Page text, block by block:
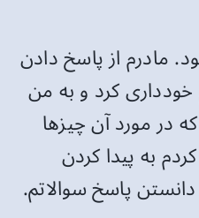
مادرم از پاسخ دادن
کرد و به من
در مورد آن چیزها
به پیدا کردن
پاسخ سوالاتم.